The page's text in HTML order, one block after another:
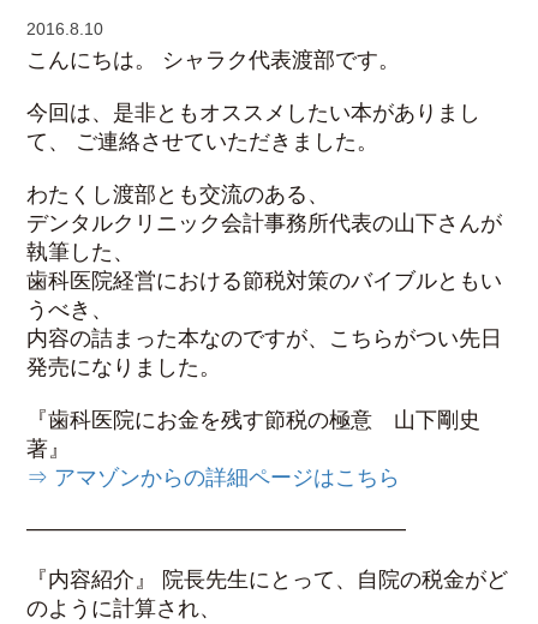
2016.8.10
こんにちは。 シャラク代表渡部です。
今回は、是非ともオススメしたい本がありまし
て、 ご連絡させていただきました。
わたくし渡部とも交流のある、
デンタルクリニック会計事務所代表の山下さんが
執筆した、
歯科医院経営における節税対策のバイブルともい
うべき、
内容の詰まった本なのですが、こちらがつい先日
発売になりました。
『歯科医院にお金を残す節税の極意 山下剛史
著』
⇒ アマゾンからの詳細ページはこちら
—————————————————–
『内容紹介』 院長先生にとって、自院の税金がど
のように計算され、